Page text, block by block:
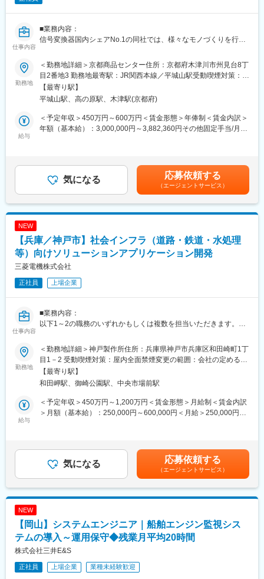
※大阪府が取り組んでいる「緊急雇用対策事業」に賛同しています
変更の範囲：会社の定める業務
仕事内容
■業務内容：
信号変換器国内シェアNo.1の同社では、様々なモノづくりを行う
る計測信号を「変換」したり「伝送」したりする電子機器を製造
し、世の中の自動化に貢献している同社にて、社内SE業務をお任
せいたします。
■具体的な業務：
社内システムの詳細設計、プログラミング、テストなどをご担当
頂きます。
当社は生産管理システムや受注管理システムなどを自社開発して
いますので関連部門との打ち合わせ、既存システムの保守・回収
■働き方：
年間休日125日で、完全週休2日制（土、日、祝）の他、カレンダ
の向上、仕事満足度の向上を目指して労働時間を短縮する取り組
みも行っています。
■魅力ポイント：
No.1シェア＆創業以来50年連続黒字で景気に左右されない安定性
ケットを創造し続けてきたことや製品が使われる裾野が広いこと
から景気に左右されず利益を産み続けることができます。また、
する社風です。
■今後の展望：
当社は各種オートメーションに便利でリーズナブルな製品を供給
し続けるとともに、SDGsを推進できる製品を開発・供給すること
で微力ながら日本経済の礎となる覚悟で、次世代を担っていきた
いと考えています。
変更の範囲：会社の定める業務
勤務地
＜勤務地詳細＞京都商品センター住所：京都府木津川市州見台8丁
目2番地3 勤務地最寄駅：JR関西本線／平城山駅受動喫煙対策：屋
内全面禁煙変更の範囲：会社の定める事業所
【最寄り駅】
平城山駅、高の原駅、木津駅(京都府)
給与
＜予定年収＞450万円～600万円＜賃金形態＞年俸制＜賃金内訳＞
年額（基本給）：3,000,000円～3,882,360円その他固定手当/月：
む）＜昇給有無＞有＜残業手当＞有＜給与補足＞※その他固定手当
はマネジメント手当と成果給です。※年収は能力経験を考慮の上、
当社規定により決定します。賃金はあくまでも目安の金額であ
り、選考を通じて上下する可能性があります。月給(月額)は固定手
当を含めた表記です。
気になる 応募依頼する
（エージェントサービス）
NEW
【兵庫／神戸市】社会インフラ（道路・鉄道・水処理
等）向けソリューションアプリケーション開発
三菱電機株式会社
正社員 上場企業
仕事内容
■業務内容：
以下1～2の職務のいずれかもしくは複数を担当いただきます。
計・開発業務
└事業推進部門で企画したソリューションについて、具体的にど
のようなアプリケーション・機能構成とするのかを設計し、これ
らの開発プロジェクトを管理する業務。開発自体は同じ部内の別
の課や協力会社と協力しながら進めていきます。
2）顧客に納入・提供するシステム・サービスの運用・保守業務
└開発したソリューションアプリケーションに対し、顧客の要望
や市場動向からより売上に貢献できるものへと機能追加・機能改
バージョンアップの計画・実施などを協力会社とともに実施。開
発状況等によっては社内関係部署との折衝が必要となります。プ
ロジェクトをマネジメントする能力も必要です。
・ネットワーク・通信、クラウド、AIの基礎知識・技術（Must）
・プロジェクト管理スキル（PMP等）（Want）
・クラウドに関わる運用知識（Want）
■業務の魅力：
勤務地
＜勤務地詳細＞神戸製作所住所：兵庫県神戸市兵庫区和田崎町1丁
目1－2 受動喫煙対策：屋内全面禁煙変更の範囲：会社の定める事
業所（リモートワーク含む）
【最寄り駅】
和田岬駅、御崎公園駅、中央市場前駅
給与
＜予定年収＞450万円～1,200万円＜賃金形態＞月給制＜賃金内訳
＞月額（基本給）：250,000円～600,000円＜月給＞250,000円～
定：年1回（4月）■賞与：年2回（6月・12月）■各種手当：通勤手
当（会社規定に基づき支給）、扶養手当、外勤手当など賃金はあ
くまでも目安の金額であり、選考を通じて上下する可能性があり
ます。月給(月額)は固定手当を含めた表記です。
気になる 応募依頼する
（エージェントサービス）
NEW
【岡山】システムエンジニア｜船舶エンジン監視シス
テムの導入～運用保守◆残業月平均20時間
株式会社三井E&S
正社員 上場企業 業種未経験歓迎